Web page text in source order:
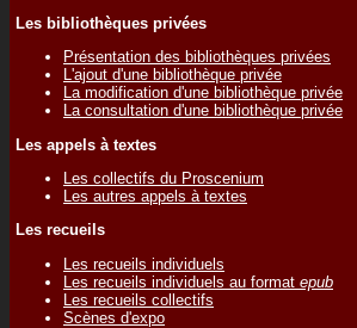
Les bibliothèques privées
Présentation des bibliothèques privées
L'ajout d'une bibliothèque privée
La modification d'une bibliothèque privée
La consultation d'une bibliothèque privée
Les appels à textes
Les collectifs du Proscenium
Les autres appels à textes
Les recueils
Les recueils individuels
Les recueils individuels au format epub
Les recueils collectifs
Scènes d'expo